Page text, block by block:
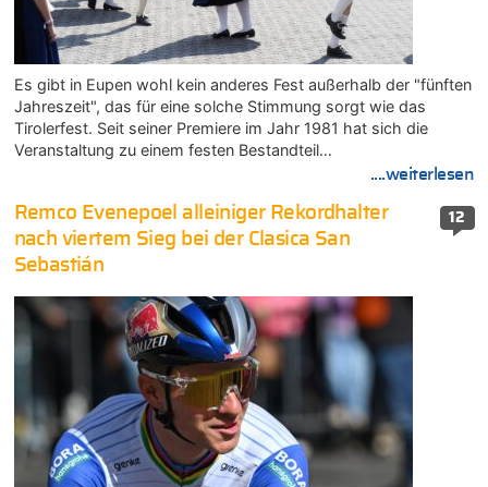
Es gibt in Eupen wohl kein anderes Fest außerhalb der "fünften
Jahreszeit", das für eine solche Stimmung sorgt wie das
Tirolerfest. Seit seiner Premiere im Jahr 1981 hat sich die
Veranstaltung zu einem festen Bestandteil…
....weiterlesen
12
Remco Evenepoel alleiniger Rekordhalter
nach viertem Sieg bei der Clasica San
Sebastián